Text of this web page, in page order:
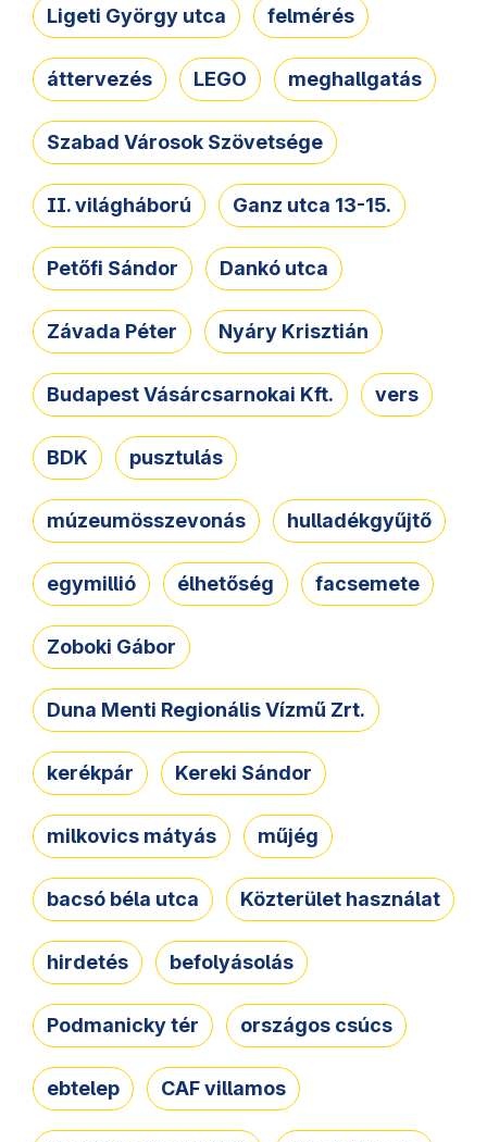
Ligeti György utca felmérés
áttervezés LEGO meghallgatás
Szabad Városok Szövetsége
II. világháború Ganz utca 13-15.
Petőfi Sándor Dankó utca
Závada Péter Nyáry Krisztián
Budapest Vásárcsarnokai Kft. vers
BDK pusztulás
múzeumösszevonás hulladékgyűjtő
egymillió élhetőség facsemete
Zoboki Gábor
Duna Menti Regionális Vízmű Zrt.
kerékpár Kereki Sándor
milkovics mátyás műjég
bacsó béla utca Közterület használat
hirdetés befolyásolás
Podmanicky tér országos csúcs
ebtelep CAF villamos